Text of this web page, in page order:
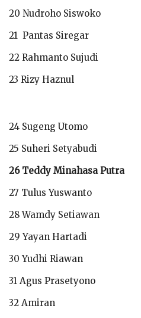
20 Nudroho Siswoko
21 Pantas Siregar
22 Rahmanto Sujudi
23 Rizy Haznul
24 Sugeng Utomo
25 Suheri Setyabudi
26 Teddy Minahasa Putra
27 Tulus Yuswanto
28 Wamdy Setiawan
29 Yayan Hartadi
30 Yudhi Riawan
31 Agus Prasetyono
32 Amiran